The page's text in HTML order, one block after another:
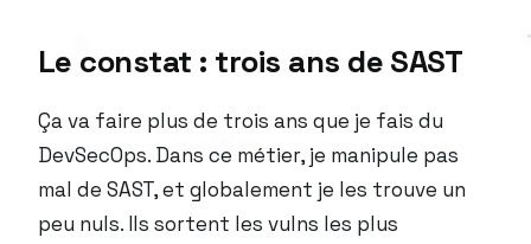
Le constat : trois ans de SAST
Ça va faire plus de trois ans que je fais du
DevSecOps. Dans ce métier, je manipule pas
mal de SAST, et globalement je les trouve un
peu nuls. Ils sortent les vulns les plus